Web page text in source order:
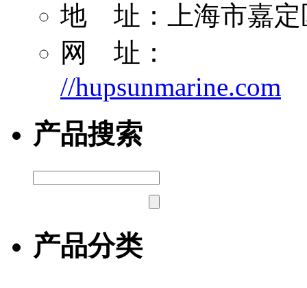
地 址：上海市嘉定
网 址：
//hupsunmarine.com
产品搜索
产品分类